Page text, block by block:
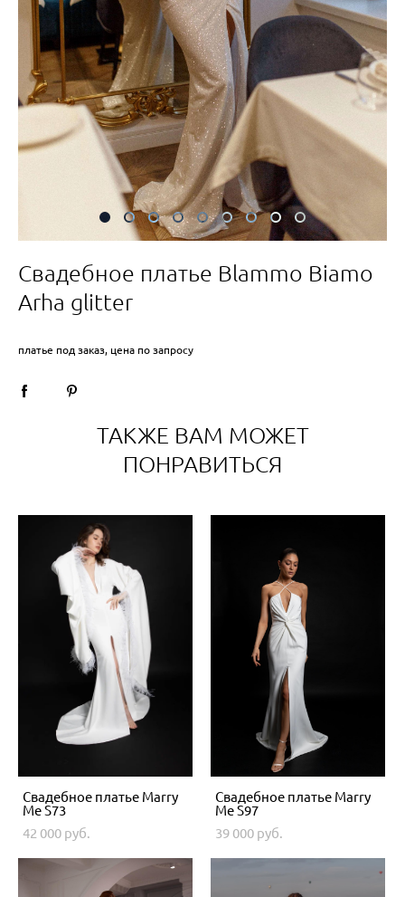
Свадебное платье Blammo Biamo
Arha glitter
платье под заказ, цена по запросу
ТАКЖЕ ВАМ МОЖЕТ
ПОНРАВИТЬСЯ
Свадебное платье Marry
Me S73
42 000 pуб.
Свадебное платье Marry
Me S97
39 000 pуб.